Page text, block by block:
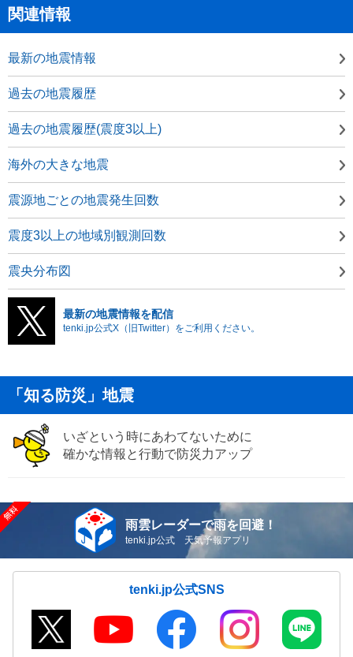
関連情報
最新の地震情報
過去の地震履歴
過去の地震履歴(震度3以上)
海外の大きな地震
震源地ごとの地震発生回数
震度3以上の地域別観測回数
震央分布図
最新の地震情報を配信
tenki.jp公式X（旧Twitter）をご利用ください。
「知る防災」地震
いざという時にあわてないために
確かな情報と行動で防災力アップ
雨雲レーダーで雨を回避！
tenki.jp公式 天気予報アプリ
tenki.jp公式SNS